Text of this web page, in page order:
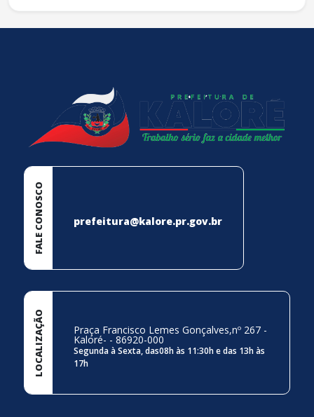
FALE CONOSCO prefeitura@kalore.pr.gov.br
LOCALIZAÇÃO Praça Francisco Lemes Gonçalves,nº 267 -
Kaloré- - 86920-000
Segunda à Sexta, das08h às 11:30h e das 13h às
17h